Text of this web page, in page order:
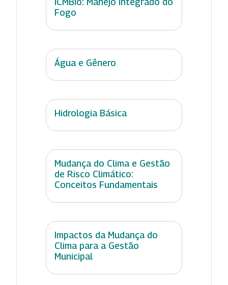
Fogo
Água e Gênero
Hidrologia Básica
Mudança do Clima e Gestão
de Risco Climático:
Conceitos Fundamentais
Impactos da Mudança do
Clima para a Gestão
Municipal